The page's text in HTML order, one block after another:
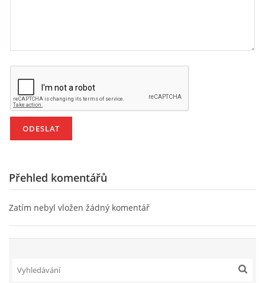
VÝTVARNÉ TECHNIKY
VÝTVARNÉ POMŮCKY
VÝTVARNÉ AKTIVITY - LÉTO
VÝTVARNÉ AKTIVITY - PODZIM
Přehled komentářů
Zatím nebyl vložen žádný komentář